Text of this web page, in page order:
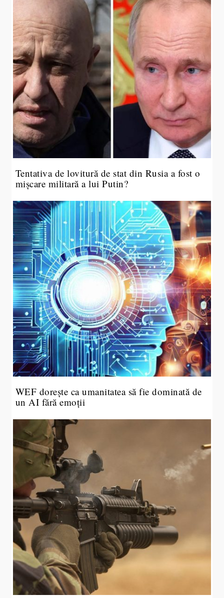
Tentativa de lovitură de stat din Rusia a fost o
mișcare militară a lui Putin?
WEF dorește ca umanitatea să fie dominată de
un AI fără emoții